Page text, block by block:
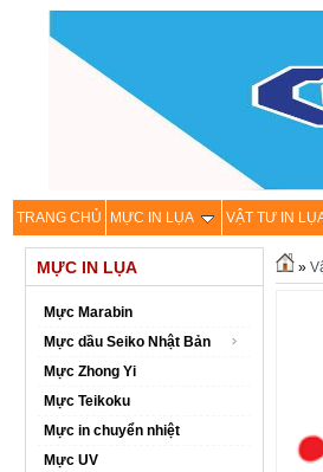
TRANG CHỦ MỰC IN LỤA VẬT TƯ IN
MỰC IN LỤA
Mực Marabin
Mực dầu Seiko Nhật Bản
Mực Zhong Yi
Mực Teikoku
Mực in chuyển nhiệt
Mực UV
»